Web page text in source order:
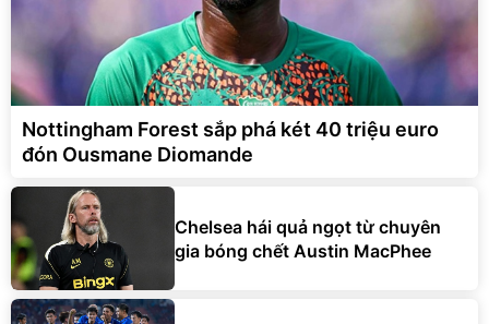
Nottingham Forest sắp phá két 40 triệu euro
đón Ousmane Diomande
Chelsea hái quả ngọt từ chuyên
gia bóng chết Austin MacPhee